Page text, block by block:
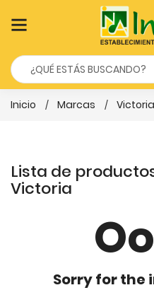
Inicio Marcas Victoria
Lista de
Victoria
Sorry for the